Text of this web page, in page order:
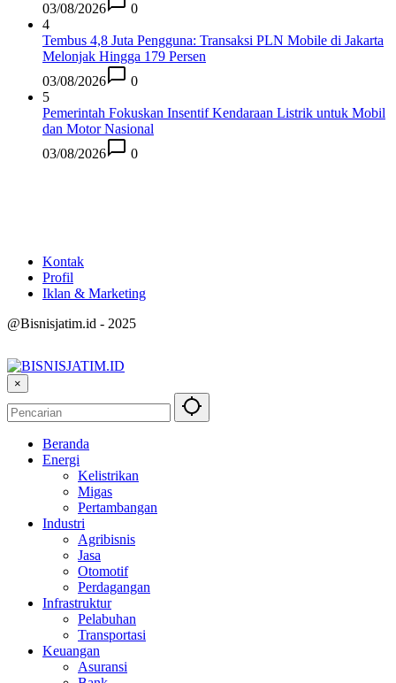
03/08/2026
0
4
Tembus 4,8 Juta Pengguna: Transaksi PLN Mobile di Jakarta
Melonjak Hingga 179 Persen
03/08/2026
0
5
Pemerintah Fokuskan Insentif Kendaraan Listrik untuk Mobil
dan Motor Nasional
03/08/2026
0
Kontak
Profil
Iklan & Marketing
@Bisnisjatim.id - 2025
×
Beranda
Energi
Kelistrikan
Migas
Pertambangan
Industri
Agribisnis
Jasa
Otomotif
Perdagangan
Infrastruktur
Pelabuhan
Transportasi
Keuangan
Asuransi